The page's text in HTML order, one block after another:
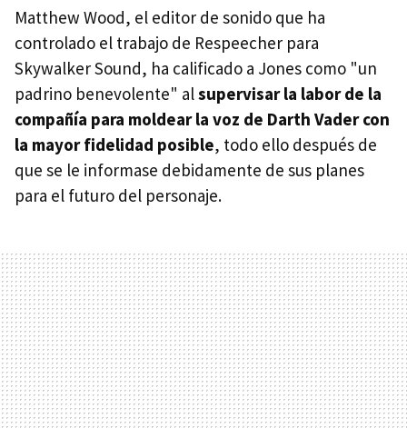
Matthew Wood, el editor de sonido que ha
controlado el trabajo de Respeecher para
Skywalker Sound, ha calificado a Jones como "un
padrino benevolente" alsupervisar la labor de la
compañía para moldear la voz de Darth Vader con
la mayor fidelidad posible, todo ello después de
que se le informase debidamente de sus planes
para el futuro del personaje.